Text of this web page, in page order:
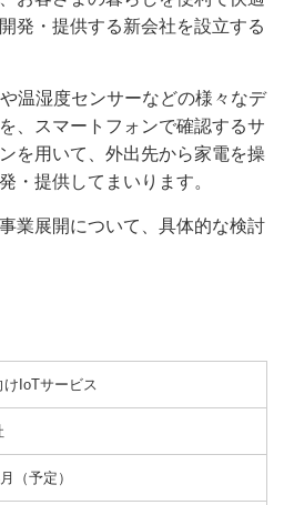
発・提供する新会社を設立する
温湿度センサーなどの様々なデ
、スマートフォンで確認するサ
を用いて、外出先から家電を操
・提供してまいります。
業展開について、具体的な検討
けIoTサービス
（予定）